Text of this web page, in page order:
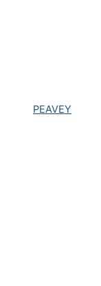
PEAVEY